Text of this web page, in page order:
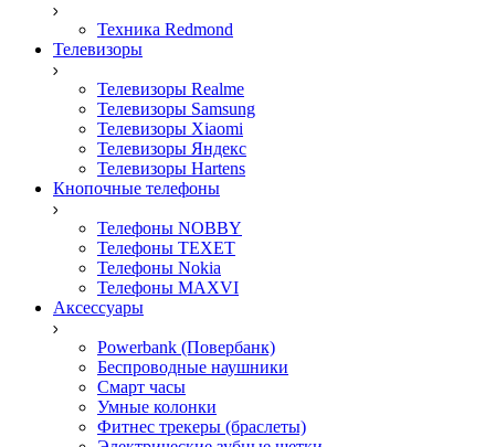
Техника Redmond
Телевизоры
Телевизоры Realme
Телевизоры Samsung
Телевизоры Xiaomi
Телевизоры Яндекс
Телевизоры Hartens
Кнопочные телефоны
Телефоны NOBBY
Телефоны TEXET
Телефоны Nokia
Телефоны MAXVI
Аксессуары
Powerbank (Повербанк)
Беспроводные наушники
Смарт часы
Умные колонки
Фитнес трекеры (браслеты)